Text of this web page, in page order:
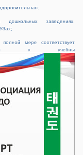
заведениях,
мере соответствует
к учебны